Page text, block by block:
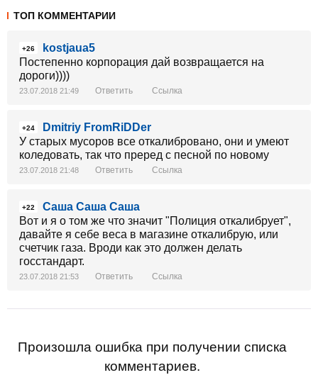
ТОП КОММЕНТАРИИ
+26
kostjaua5
Постепенно корпорация дай возвращается на
дороги))))
23.07.2018 21:49 Ответить Ссылка
+24
Dmitriy FromRiDDer
У старых мусоров все откалибровано, они и умеют
коледовать, так что преред с песной по новому
23.07.2018 21:48 Ответить Ссылка
+22
Саша Саша Саша
Вот и я о том же что значит "Полиция откалибрует",
давайте я себе веса в магазине откалибрую, или
счетчик газа. Вроди как это должен делать
госстандарт.
23.07.2018 21:53 Ответить Ссылка
Произошла ошибка при получении списка
комментариев.